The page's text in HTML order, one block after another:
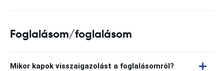
Foglalásom/foglalásom
Mikor kapok visszaigazolást a foglalásomról?